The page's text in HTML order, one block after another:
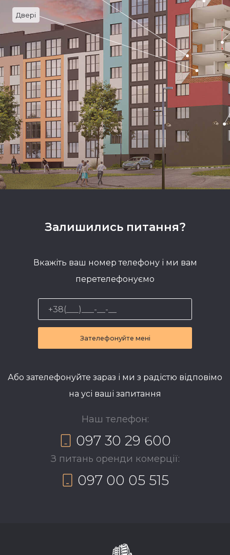
Двері
Залишились питання?
Вкажіть ваш номер телефону і ми вам
перетелефонуємо
Зателефонуйте мені
Або зателефонуйте зараз і ми з радістю відповімо
на усі ваші запитання
Наш телефон:
097 30 29 600
З питань оренди комерції:
097 00 05 515